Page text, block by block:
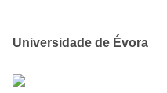
Universidade de Évora